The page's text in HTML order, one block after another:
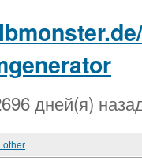
дней(я)
other